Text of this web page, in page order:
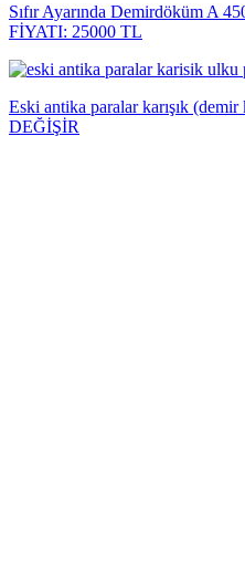
Sıfır Ayarında Demirdöküm A
FİYATI: 25000 TL
Eski antika paralar karışık
DEĞİŞİR